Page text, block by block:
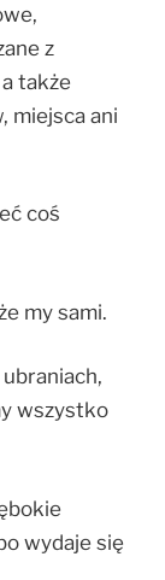
z
także
miejsca ani
coś
my sami.
wszystko
wydaje się